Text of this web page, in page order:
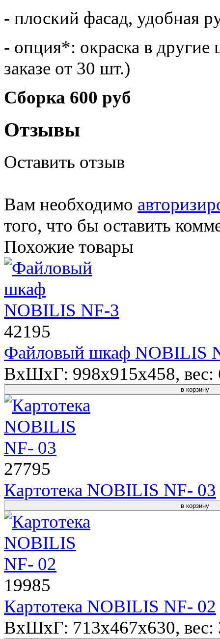
- плоский фасад, удобная
- опция*: окраска в другие
заказе от 30 шт.)
Сборка 600 руб
Отзывы
Оставить отзыв
Вам необходимо
того, что бы оставить
Похожие товары
42195
Файловый шкаф NOBILIS
ВхШхГ: 998x915x458, вес:
в корзину
27795
Картотека NOBILIS NF- 03
в корзину
19985
Картотека NOBILIS NF- 02
ВхШхГ: 713x467x630, вес: